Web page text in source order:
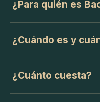
¿Para quién es
¿Cuándo es y
¿Cuánto cuesta?